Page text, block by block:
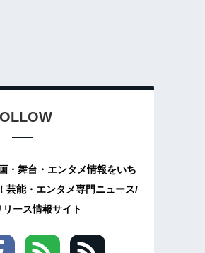
・舞台・エンタメ情報をいち
芸能・エンタメ専門ニュース/
リース情報サイト